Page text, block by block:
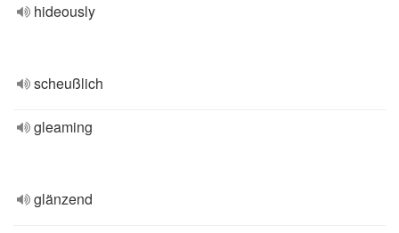
hideously
scheußlich
gleaming
glänzend